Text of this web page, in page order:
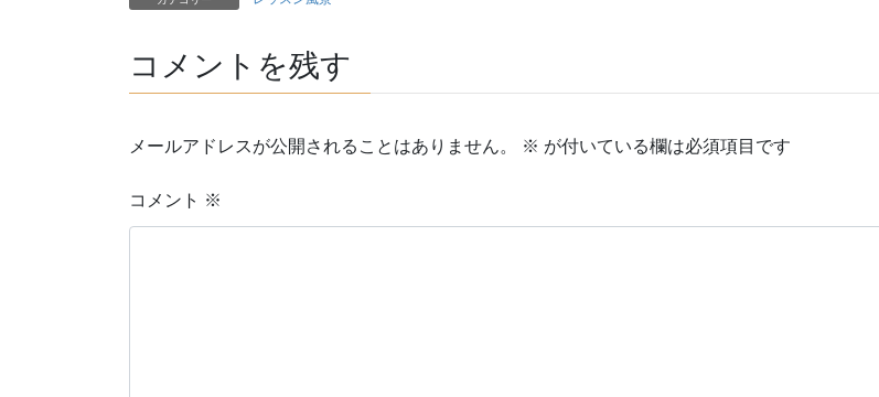
コメントを残す
メールアドレスが公開されることはありません。 ※ が付いている欄は必須項目です
コメント ※